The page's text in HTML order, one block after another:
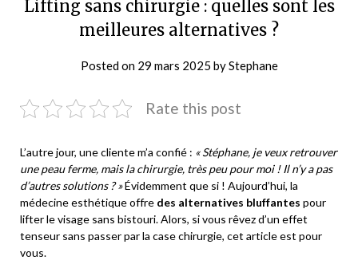
Lifting sans chirurgie : quelles sont les
meilleures alternatives ?
Posted on 29 mars 2025 byStephane
Rate this post
L’autre jour, une cliente m’a confié : « Stéphane, je veux retrouver
une peau ferme, mais la chirurgie, très peu pour moi ! Il n’y a pas
d’autres solutions ? »Évidemment que si ! Aujourd’hui, la
médecine esthétique offre des alternatives bluffantes pour
lifter le visage sans bistouri. Alors, si vous rêvez d’un effet
tenseur sans passer par la case chirurgie, cet article est pour
vous.